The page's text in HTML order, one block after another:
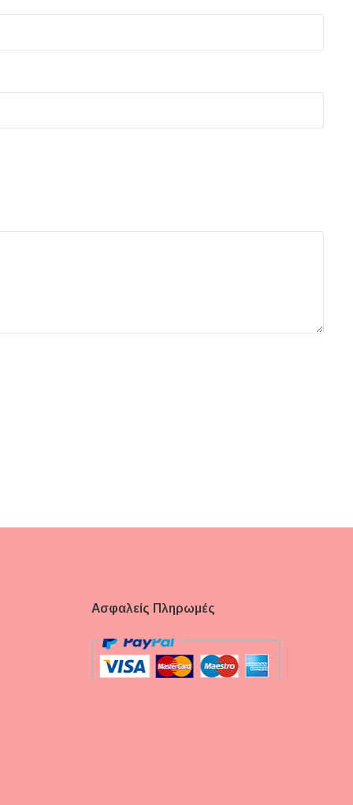
Ασφαλείς Πληρωμές